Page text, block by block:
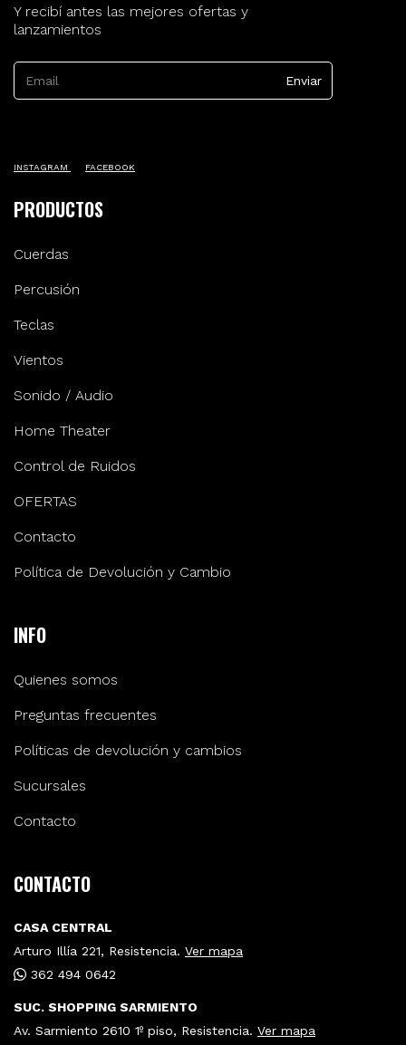
Y recibí antes las mejores ofertas y
lanzamientos
INSTAGRAM FACEBOOK
PRODUCTOS
Cuerdas
Percusión
Teclas
Vientos
Sonido / Audio
Home Theater
Control de Ruidos
OFERTAS
Contacto
Política de Devolución y Cambio
INFO
Quienes somos
Preguntas frecuentes
Políticas de devolución y cambios
Sucursales
Contacto
CONTACTO
CASA CENTRAL
Arturo Illía 221, Resistencia. Ver mapa
362 494 0642
SUC. SHOPPING SARMIENTO
Av. Sarmiento 2610 1º piso, Resistencia. Ver mapa